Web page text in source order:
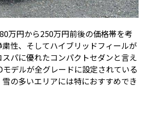
万円から250万円前後の価格帯を考
性、そしてハイブリッドフィールが
パに優れたコンパクトセダンと言え
モデルが全グレードに設定されている
の多いエリアには特におすすめでき